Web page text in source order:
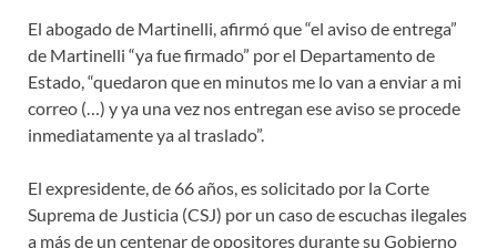
El abogado de Martinelli, afirmó que “el aviso de entrega”
de Martinelli “ya fue firmado” por el Departamento de
Estado, “quedaron que en minutos me lo van a enviar a mi
correo (…) y ya una vez nos entregan ese aviso se procede
inmediatamente ya al traslado”.
El expresidente, de 66 años, es solicitado por la Corte
Suprema de Justicia (CSJ) por un caso de escuchas ilegales
a más de un centenar de opositores durante su Gobierno